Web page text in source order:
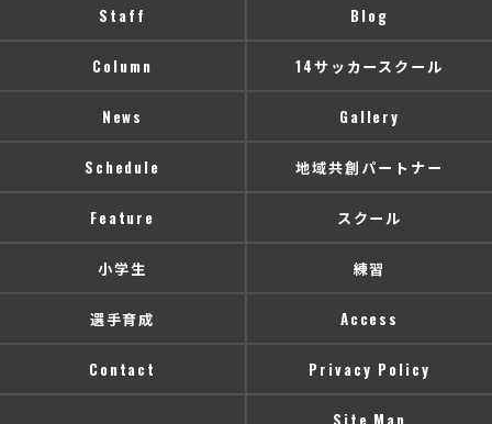
Staff Blog
Column 14サッカースクール
News Gallery
Schedule 地域共創パートナー
Feature スクール
小学生 練習
選手育成 Access
Contact Privacy Policy
Site Map